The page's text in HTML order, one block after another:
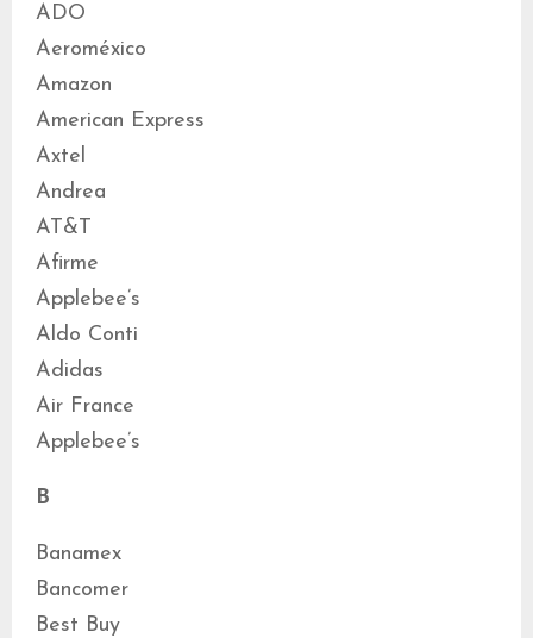
ADO
Aeroméxico
Amazon
American Express
Axtel
Andrea
AT&T
Afirme
Applebee’s
Aldo Conti
Adidas
Air France
Applebee’s
B
Banamex
Bancomer
Best Buy